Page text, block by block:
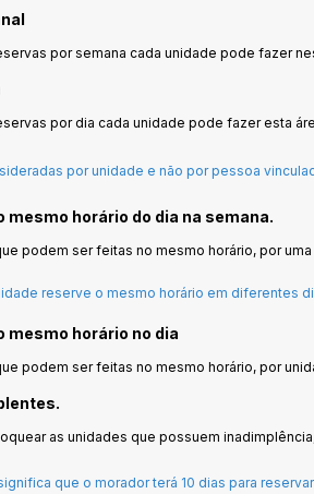
por semana cada unidade pode fazer
por dia cada unidade pode fazer esta
por unidade e não por pessoa
mesmo horário do dia na semana.
podem ser feitas no mesmo horário, por
reserve o mesmo horário em diferentes
mesmo horário no dia
podem ser feitas no mesmo horário, por
as unidades que possuem
que o morador terá 10 dias para